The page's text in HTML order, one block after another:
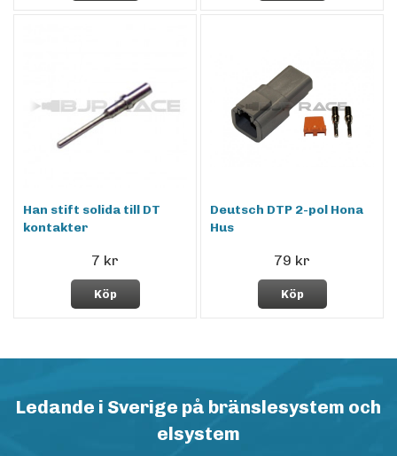
Han stift solida till DT
kontakter
7 kr
Köp
Deutsch DTP 2-pol Hona
Hus
79 kr
Köp
Ledande i Sverige på bränslesystem och
elsystem